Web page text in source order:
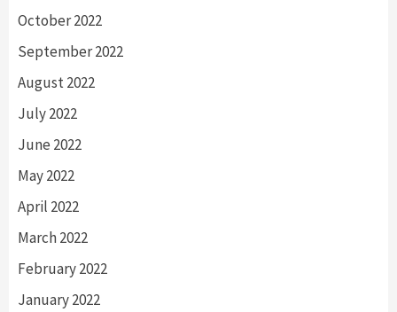
October 2022
September 2022
August 2022
July 2022
June 2022
May 2022
April 2022
March 2022
February 2022
January 2022